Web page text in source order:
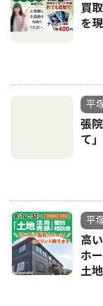
買
を
平
張
て｣
平
高
ホ
土